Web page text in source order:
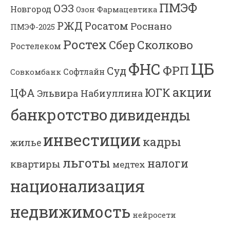
Новгород ОЭЗ Озон Фармацевтика ПМЭФ
ПМЭФ-2025 РЖД Росатом Роснано
Ростелеком Ростех Сбер Сколково
Совкомбанк Софтлайн Суд ФНС ФРП ЦБ
ЦФА Эльвира Набиуллина ЮГК акции
банкротстводивиденды
жилье инвестиции кадры
квартиры льготы медтех налоги
национализация
недвижимость нейросети